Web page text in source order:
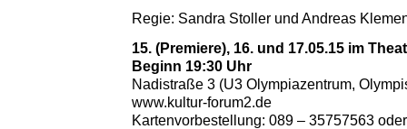
Regie: Sandra Stoller und Andreas
15. (Premiere), 16. und 17.05.15 im
Beginn 19:30 Uhr
Nadistraße 3 (U3 Olympiazentrum,
www.kultur-forum2.de
Kartenvorbestellung: 089 – 35757563